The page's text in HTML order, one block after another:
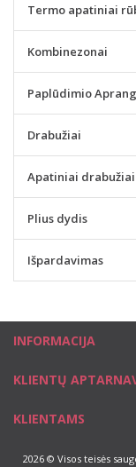
Termo apatiniai
Kombinezonai
Paplūdimio
Drabužiai
Apatiniai drabužiai
Plius dydis
Išpardavimas
INFORMACIJA
KLIENTŲ
KLIENTAMS
2026 © Visos teisės